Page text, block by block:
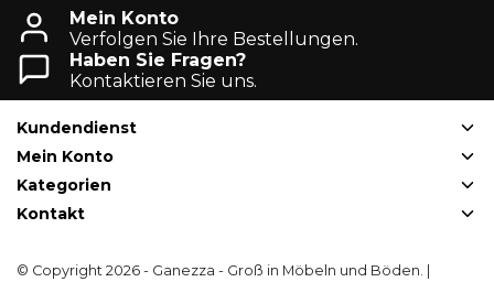
Mein Konto
Verfolgen Sie Ihre Bestellungen.
Haben Sie Fragen?
Kontaktieren Sie uns.
Kundendienst
Mein Konto
Kategorien
Kontakt
© Copyright 2026 - Ganezza - Groß in Möbeln und Böden. |